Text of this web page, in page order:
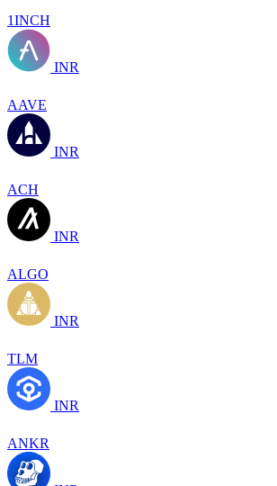
1INCH
INR
AAVE
INR
ACH
INR
ALGO
INR
TLM
INR
ANKR